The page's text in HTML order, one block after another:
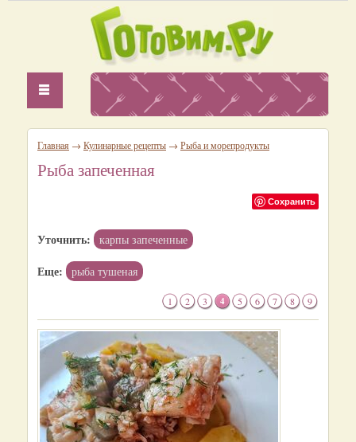
Главная → Кулинарные рецепты → Рыба и морепродукты
Рыба запеченная
Сохранить
Уточнить: карпы запеченные
Еще: рыба тушеная
1 2 3 4 5 6 7 8 9